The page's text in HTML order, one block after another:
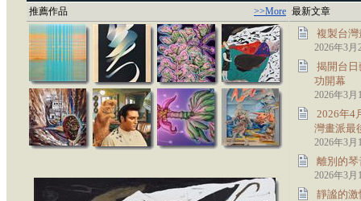
推薦作品 >>More 最新文章
複製台
2026年3月
揭開台
功開幕
2026年3月
2026年4
灣畫派最
2026年3月
離別的
2026年3月
靜謐的